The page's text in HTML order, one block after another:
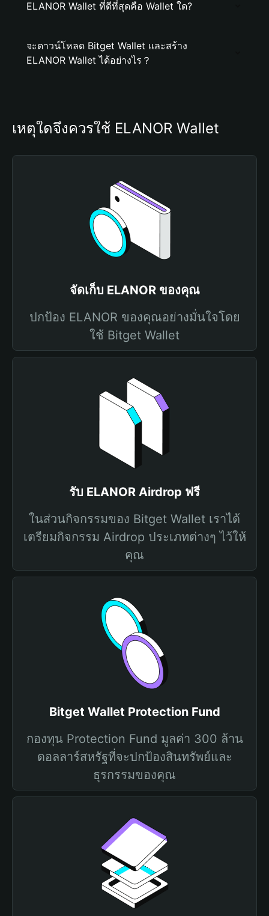
ELANOR Wallet ที่ดีที่สุดคือ Wallet ใด?
จะดาวน์โหลด Bitget Wallet และสร้าง
ELANOR Wallet ได้อย่างไร？
เหตุใดจึงควรใช้ ELANOR Wallet
จัดเก็บ ELANOR ของคุณ
ปกป้อง ELANOR ของคุณอย่างมั่นใจโดย
ใช้ Bitget Wallet
รับ ELANOR Airdrop ฟรี
ในส่วนกิจกรรมของ Bitget Wallet เราได้
เตรียมกิจกรรม Airdrop ประเภทต่างๆ ไว้ให้
คุณ
Bitget Wallet Protection Fund
กองทุน Protection Fund มูลค่า 300 ล้าน
ดอลลาร์สหรัฐที่จะปกป้องสินทรัพย์และ
ธุรกรรมของคุณ